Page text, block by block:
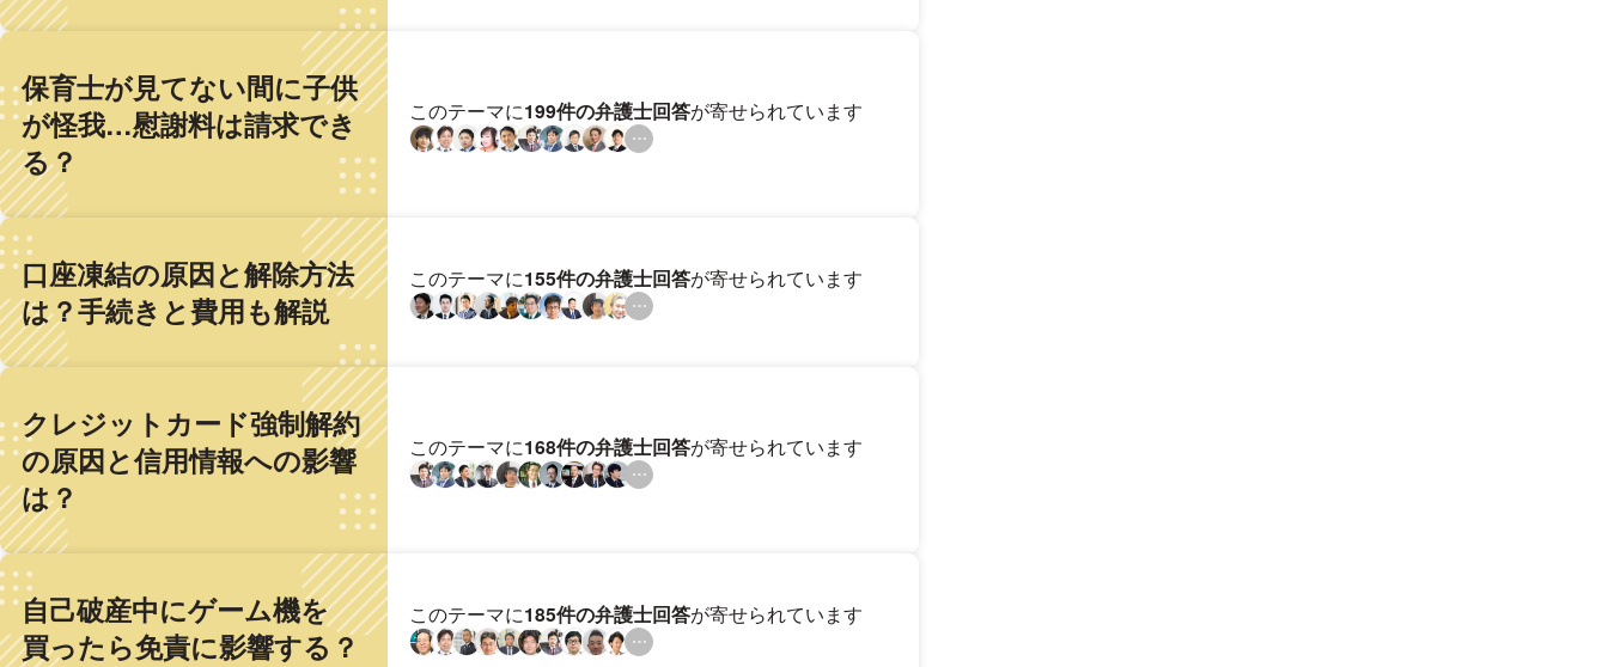
保育士が見てない間に子供
が怪我…慰謝料は請求でき
る？
このテーマに199件の弁護士回答が寄せられています
口座凍結の原因と解除方法
は？手続きと費用も解説
このテーマに155件の弁護士回答が寄せられています
クレジットカード強制解約
の原因と信用情報への影響
は？
このテーマに168件の弁護士回答が寄せられています
自己破産中にゲーム機を
買ったら免責に影響する？
このテーマに185件の弁護士回答が寄せられています